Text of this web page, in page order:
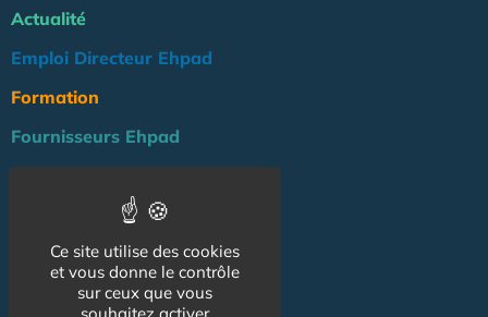
Actualité
Emploi Directeur Ehpad
Formation
Fournisseurs Ehpad
Réglementation
Outils
Groupe Maison de Retraite
Ce site utilise des cookies
et vous donne le contrôle
sur ceux que vous